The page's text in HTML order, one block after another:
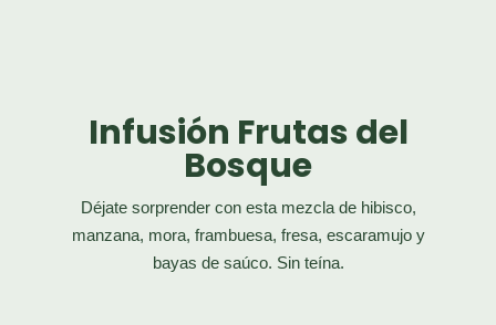
Infusión Frutas del
Bosque
Déjate sorprender con esta mezcla de hibisco,
manzana, mora, frambuesa, fresa, escaramujo y
bayas de saúco. Sin teína.